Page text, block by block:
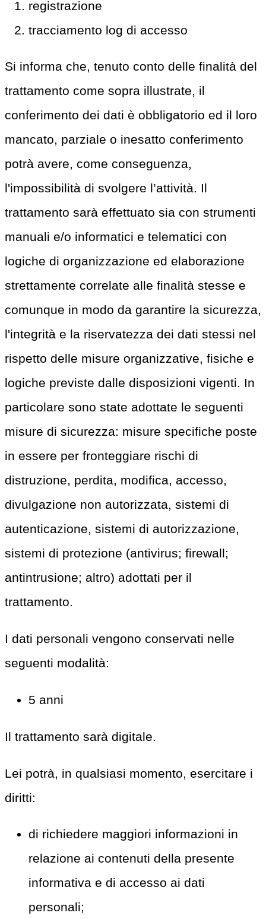
registrazione
tracciamento log di accesso
Si informa che, tenuto conto delle finalità del
trattamento come sopra illustrate, il
conferimento dei dati è obbligatorio ed il loro
mancato, parziale o inesatto conferimento
potrà avere, come conseguenza,
l'impossibilità di svolgere l’attività. Il
trattamento sarà effettuato sia con strumenti
manuali e/o informatici e telematici con
logiche di organizzazione ed elaborazione
strettamente correlate alle finalità stesse e
comunque in modo da garantire la sicurezza,
l'integrità e la riservatezza dei dati stessi nel
rispetto delle misure organizzative, fisiche e
logiche previste dalle disposizioni vigenti. In
particolare sono state adottate le seguenti
misure di sicurezza: misure specifiche poste
in essere per fronteggiare rischi di
distruzione, perdita, modifica, accesso,
divulgazione non autorizzata, sistemi di
autenticazione, sistemi di autorizzazione,
sistemi di protezione (antivirus; firewall;
antintrusione; altro) adottati per il
trattamento.
I dati personali vengono conservati nelle
seguenti modalità:
5 anni
Il trattamento sarà digitale.
Lei potrà, in qualsiasi momento, esercitare i
diritti:
di richiedere maggiori informazioni in
relazione ai contenuti della presente
informativa e di accesso ai dati
personali;